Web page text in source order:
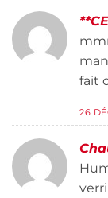
fait
26